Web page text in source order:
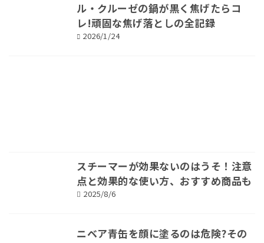
ル・クルーゼの鍋が黒く焦げたらコ
レ!頑固な焦げ落としの全記録
2026/1/24
スチーマーが効果ないのはうそ！注意
点と効果的な使い方、おすすめ商品も
2025/8/6
ニベア青缶を顔に塗るのは危険?その